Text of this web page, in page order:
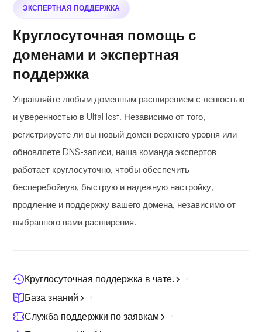
ЭКСПЕРТНАЯ ПОДДЕРЖКА
Круглосуточная помощь с
доменами и экспертная
поддержка
Управляйте любым доменным расширением с легкостью
и уверенностью в UltaHost. Независимо от того,
регистрируете ли вы новый домен верхнего уровня или
обновляете DNS-записи, наша команда экспертов
работает круглосуточно, чтобы обеспечить
бесперебойную, быструю и надежную настройку,
продление и поддержку вашего домена, независимо от
выбранного вами расширения.
Круглосуточная поддержка в чате.
База знаний
Служба поддержки по заявкам